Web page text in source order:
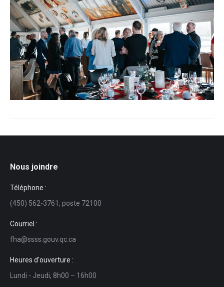
Nous joindre
Téléphone :
(450) 562-3761, poste 72100
Courriel :
fha@ssss.gouv.qc.ca
Heures d'ouverture :
Lundi - Jeudi, 8h00 – 16h00